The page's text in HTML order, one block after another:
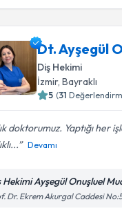
Dt. Ayşegül
Diş Hekimi
İzmir, Bayraklı
5 (31
doktorumuz. Yaptığı her
Devamı
Hekimi Ayşegül Onuşluel
Dr. Ekrem Akurgal Caddesi